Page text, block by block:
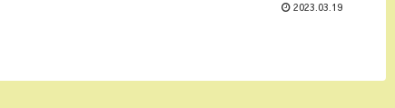
2023.03.19